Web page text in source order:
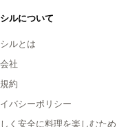
ルについて
ルとは
社
約
バシーポリシー
く安全に料理を楽しむため